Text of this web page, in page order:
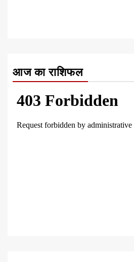
आज का राशिफल